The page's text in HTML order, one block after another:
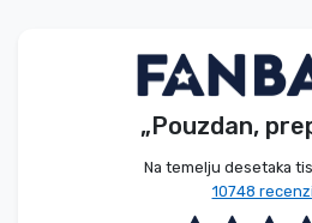
„Pouzdan,
Na temelju desetaka
10748